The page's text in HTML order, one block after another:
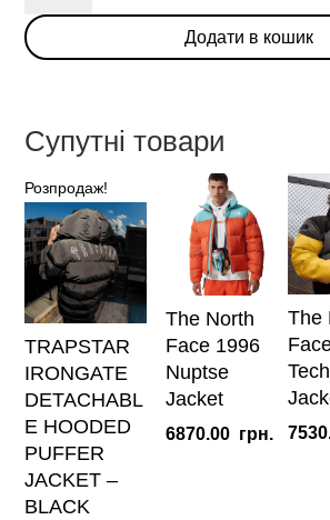
Face
1996
Додати в кошик
Супутні товари
Розпродаж!
TRAPSTAR
IRONGATE
DETACHABL
E HOODED
PUFFER
JACKET –
BLACK
The North
Face 1996
Nuptse
Jacket
6870.00 грн.
The